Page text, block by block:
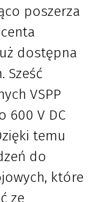
poszerza
dostępna
Sześć
VSPP
600 V DC
temu
do
które
ze